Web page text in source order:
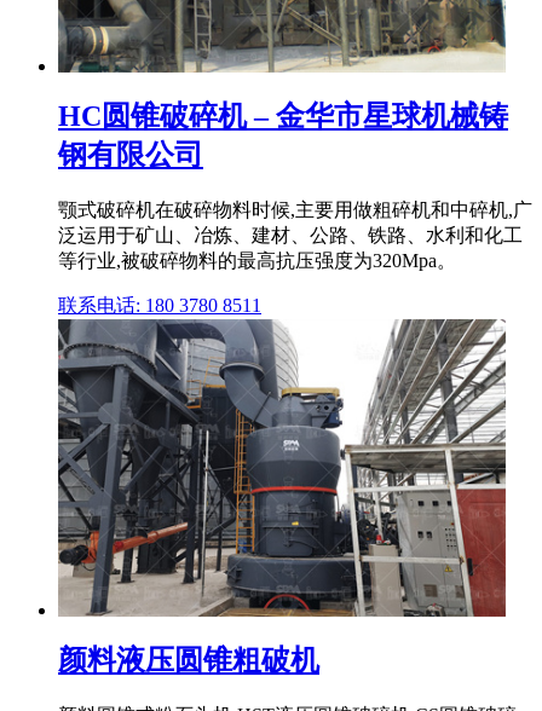
HC圆锥破碎机 – 金华市星球机械铸
钢有限公司
颚式破碎机在破碎物料时候,主要用做粗碎机和中碎机,广
泛运用于矿山、冶炼、建材、公路、铁路、水利和化工
等行业,被破碎物料的最高抗压强度为320Mpa。
联系电话: 180 3780 8511
颜料液压圆锥粗破机